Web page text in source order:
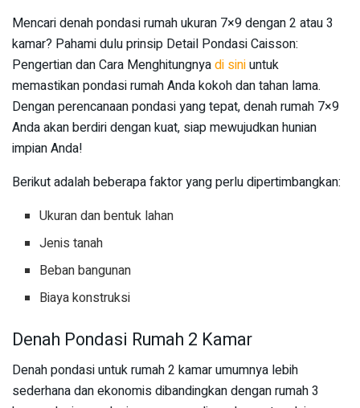
Mencari denah pondasi rumah ukuran 7×9 dengan 2 atau 3
kamar? Pahami dulu prinsip Detail Pondasi Caisson:
Pengertian dan Cara Menghitungnyadi siniuntuk
memastikan pondasi rumah Anda kokoh dan tahan lama.
Dengan perencanaan pondasi yang tepat, denah rumah 7×9
Anda akan berdiri dengan kuat, siap mewujudkan hunian
impian Anda!
Berikut adalah beberapa faktor yang perlu dipertimbangkan:
Ukuran dan bentuk lahan
Jenis tanah
Beban bangunan
Biaya konstruksi
Denah Pondasi Rumah 2 Kamar
Denah pondasi untuk rumah 2 kamar umumnya lebih
sederhana dan ekonomis dibandingkan dengan rumah 3